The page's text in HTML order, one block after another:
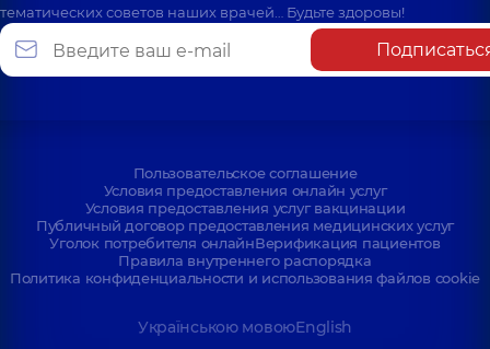
тематических советов наших врачей… Будьте здоровы!
Пользовательское соглашение
Условия предоставления онлайн услуг
Условия предоставления услуг вакцинации
Публичный договор предоставления медицинских услуг
Уголок потребителя онлайнВерификация пациентов
Правила внутреннего распорядка
Политика конфиденциальности и использования файлов cookie
Українською мовоюEnglish